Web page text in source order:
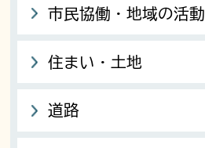
市民協働・地域の活動
住まい・土地
道路